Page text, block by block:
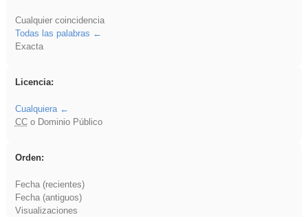
Cualquier coincidencia
Todas las palabras
Exacta
Licencia:
Cualquiera
CCo Dominio Público
Orden:
Fecha (recientes)
Fecha (antiguos)
Visualizaciones